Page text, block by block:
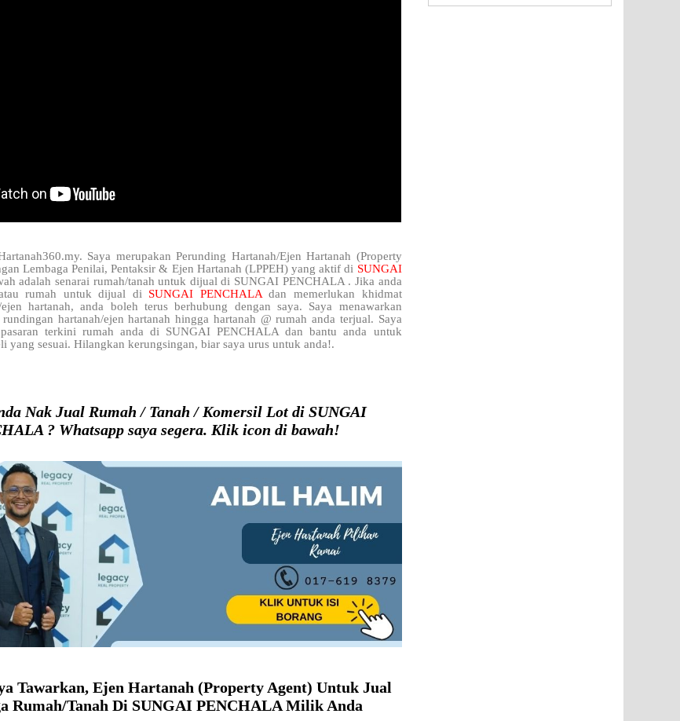
Saya merupakan Perunding Hartanah/Ejen Hartanah (Property
Lembaga Penilai, Pentaksir & Ejen Hartanah (LPPEH) yang aktif di SUNGAI
adalah senarai rumah/tanah untuk dijual di SUNGAI PENCHALA . Jika anda
rumah untuk dijual di SUNGAI PENCHALAdan memerlukan khidmat
hartanah, anda boleh terus berhubung dengan saya. Saya menawarkan
hartanah/ejen hartanah hingga hartanah @ rumah anda terjual. Saya
terkini rumah anda di SUNGAI PENCHALA dan bantu anda untuk
yang sesuai. Hilangkan kerungsingan, biar saya urus untuk anda!.
Nak Jual Rumah / Tanah / Komersil Lot di SUNGAI
? Whatsapp saya segera. Klik icon di bawah!
Tawarkan, Ejen Hartanah (Property Agent) Untuk Jual
Rumah/Tanah Di SUNGAI PENCHALA Milik Anda